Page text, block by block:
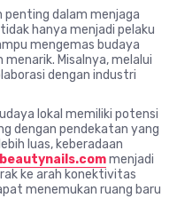
penting dalam menjaga
hanya menjadi pelaku
mengemas budaya
Misalnya, melalui
dengan industri
lokal memiliki potensi
dengan pendekatan yang
luas, keberadaan
menjadi
ke arah konektivitas
menemukan ruang baru